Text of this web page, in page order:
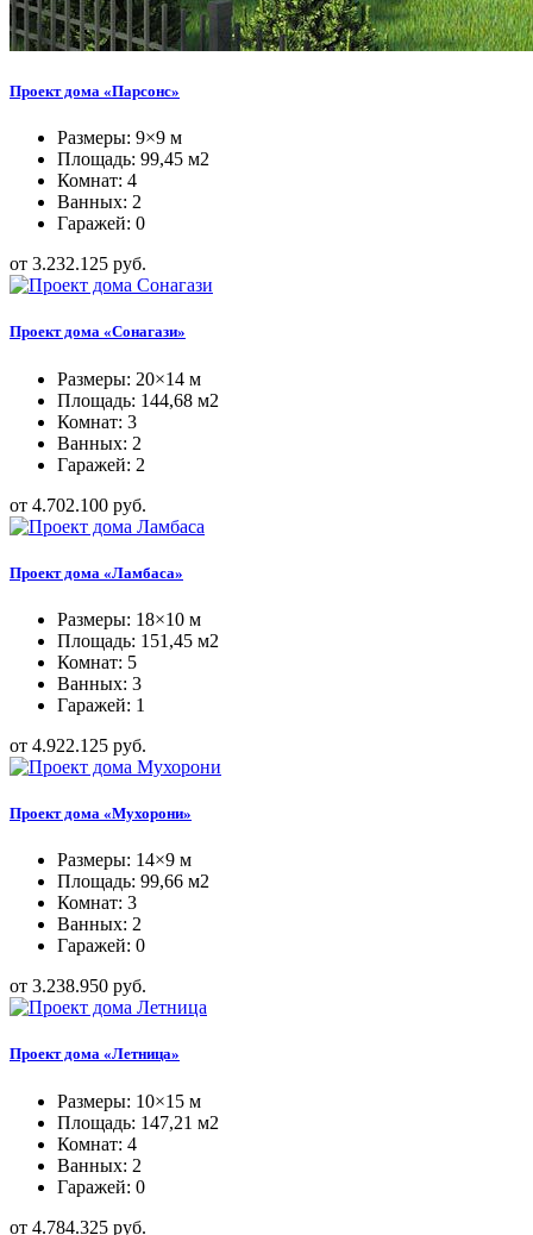
Проект дома «Парсонс»
Размеры: 9×9 м
Площадь: 99,45 м2
Комнат: 4
Ванных: 2
Гаражей: 0
от 3.232.125 руб.
Проект дома «Сонагази»
Размеры: 20×14 м
Площадь: 144,68 м2
Комнат: 3
Ванных: 2
Гаражей: 2
от 4.702.100 руб.
Проект дома «Ламбаса»
Размеры: 18×10 м
Площадь: 151,45 м2
Комнат: 5
Ванных: 3
Гаражей: 1
от 4.922.125 руб.
Проект дома «Мухорони»
Размеры: 14×9 м
Площадь: 99,66 м2
Комнат: 3
Ванных: 2
Гаражей: 0
от 3.238.950 руб.
Проект дома «Летница»
Размеры: 10×15 м
Площадь: 147,21 м2
Комнат: 4
Ванных: 2
Гаражей: 0
от 4.784.325 руб.